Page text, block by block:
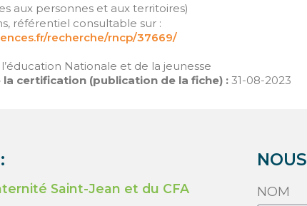
aux personnes et aux territoires)
référentiel consultable sur :
recherche/rncp/37669/
Nationale et de la jeunesse
certification (publication de la fiche) : 31-08-2023
Saint-Jean et du CFA
NOM